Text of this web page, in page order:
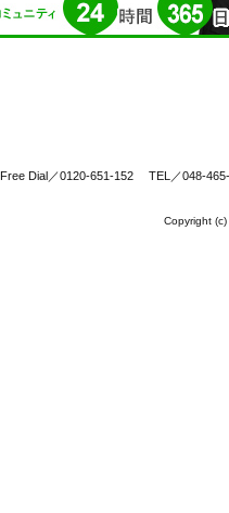
Free Dial／0120-651-152 TEL／048-
Copyright